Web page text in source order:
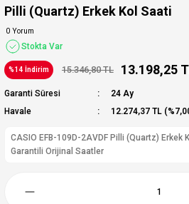
Pilli (Quartz) Erkek Kol Saati
0 Yorum
Stokta Var
%14 İndirim 15.346,80 TL 13.198,25
Garanti Süresi
24 Ay
Havale
12.274,37 TL
CASIO EFB-109D-2AVDF Pilli (Quartz) Erkek
Garantili Orijinal Saatler